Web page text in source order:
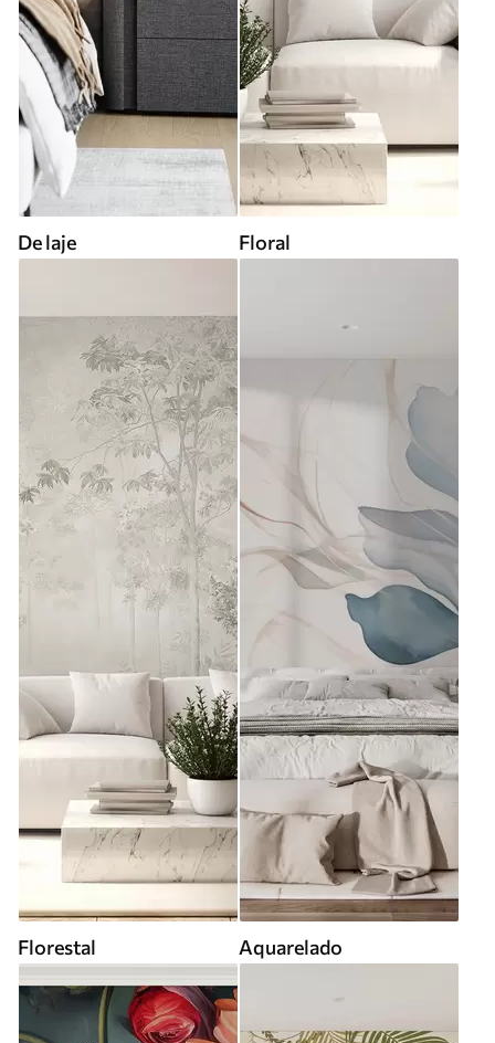
De laje Floral
Florestal Aquarelado